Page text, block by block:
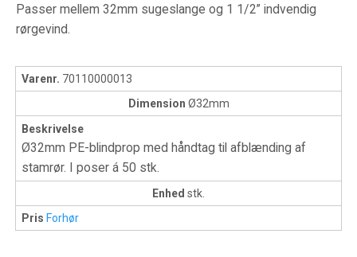
Passer mellem 32mm sugeslange og 1 1/2” indvendig
rørgevind.
Varenr. 70110000013
Dimension Ø32mm
Beskrivelse
Ø32mm PE-blindprop med håndtag til afblænding af
stamrør. I poser á 50 stk.
Enhed stk.
Pris Forhør